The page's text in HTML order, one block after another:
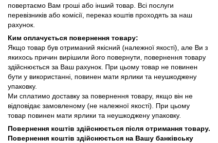
повертаємо Вам гроші або інший товар. Всі послуги
перевізників або комісії, переказ коштів проходять за наш
рахунок.
Ким оплачується повернення товару:
Якщо товар був отриманий якісний (належної якості), але Ви з
якихось причин вирішили його повернути, повернення товару
здійснюється за Ваш рахунок. При цьому товар не повинен
бути у використанні, повинен мати ярлики та неушкоджену
упаковку.
Ми сплатимо доставку за повернення товару, якщо він не
відповідає замовленому (не належної якості). При цьому
товар повинен мати ярлики та неушкоджену упаковку.
Повернення коштів здійснюється після отримання товару.
Повернення коштів здійснюється на Вашу банківську